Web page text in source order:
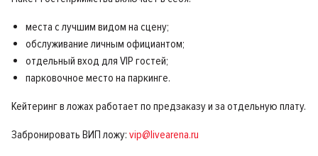
места с лучшим видом на сцену;
обслуживание личным официантом;
отдельный вход для VIP гостей;
парковочное место на паркинге.
Кейтеринг в ложах работает по предзаказу и за отдельную плату.
Забронировать ВИП ложу: vip@livearena.ru